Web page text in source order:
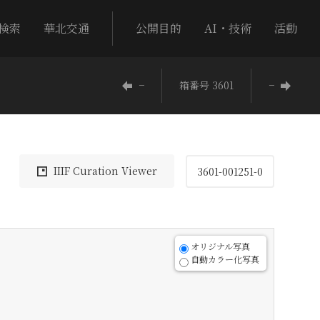
索 華北交通 公開目的 AI・技術 活動
− 箱番号 3601 −
IIIF Curation Viewer 3601-001251-0
オリジナル写真
自動カラー化写真